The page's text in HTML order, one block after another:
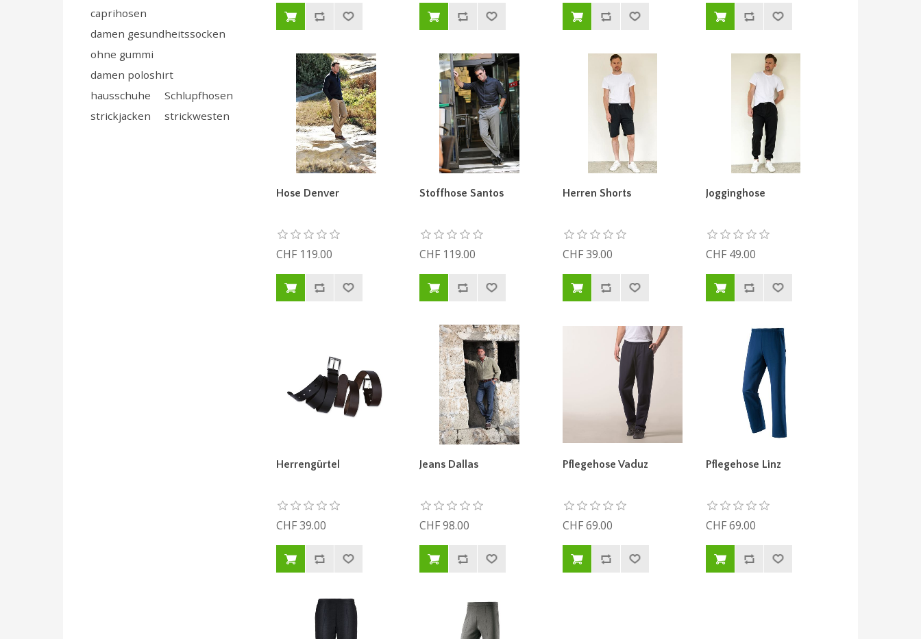
caprihosen
damen gesundheitssocken
ohne gummi
damen poloshirt
hausschuhe
Schlupfhosen
strickjacken
strickwesten
Hose Denver
CHF 119.00
Stoffhose Santos
CHF 119.00
Herren Shorts
CHF 39.00
Jogginghose
CHF 49.00
Herrengürtel
CHF 39.00
Jeans Dallas
CHF 98.00
Pflegehose Vaduz
CHF 69.00
Pflegehose Linz
CHF 69.00